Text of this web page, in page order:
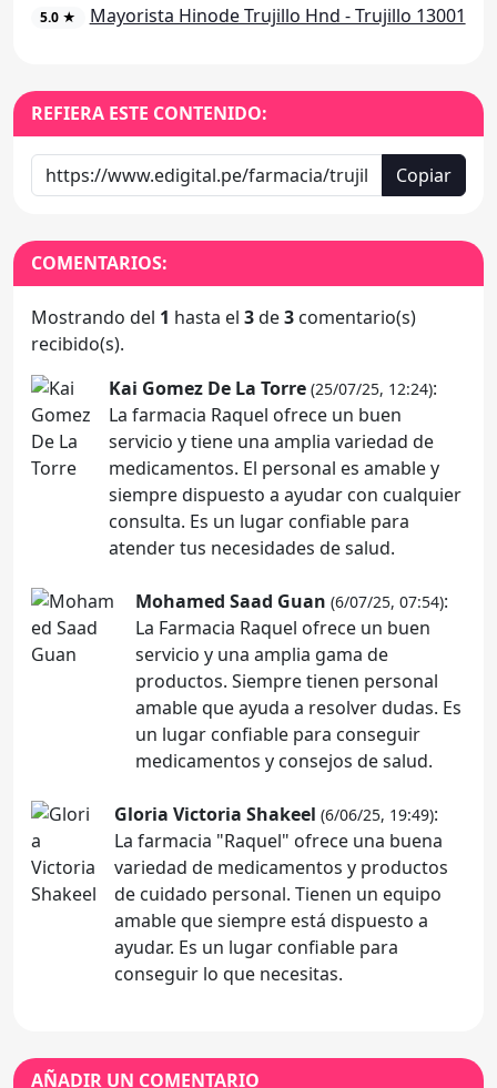
5.0 ★ Mayorista Hinode Trujillo Hnd - Trujillo 13001
REFIERA ESTE CONTENIDO:
Copiar
COMENTARIOS:
Mostrando del 1 hasta el 3de3 comentario(s)
recibido(s).
Kai Gomez De La Torre (25/07/25, 12:24):
La farmacia Raquel ofrece un buen
servicio y tiene una amplia variedad de
medicamentos. El personal es amable y
siempre dispuesto a ayudar con cualquier
consulta. Es un lugar confiable para
atender tus necesidades de salud.
Mohamed Saad Guan (6/07/25, 07:54):
La Farmacia Raquel ofrece un buen
servicio y una amplia gama de
productos. Siempre tienen personal
amable que ayuda a resolver dudas. Es
un lugar confiable para conseguir
medicamentos y consejos de salud.
Gloria Victoria Shakeel (6/06/25, 19:49):
La farmacia "Raquel" ofrece una buena
variedad de medicamentos y productos
de cuidado personal. Tienen un equipo
amable que siempre está dispuesto a
ayudar. Es un lugar confiable para
conseguir lo que necesitas.
AÑADIR UN COMENTARIO